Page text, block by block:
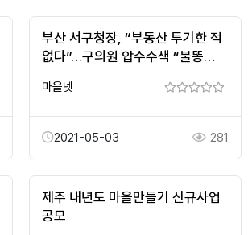
부산 서구청장, “부동산 투기한 적
없다”…구의원 압수수색 “불똥
마을넷
2021-05-03 281
제주 내년도 마을만들기 신규사업
공모